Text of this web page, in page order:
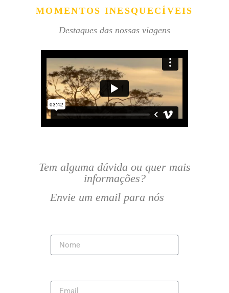
MOMENTOS INESQUECÍVEIS
Destaques das nossas viagens
Tem alguma dúvida ou quer mais
informações?
Envie um email para nós